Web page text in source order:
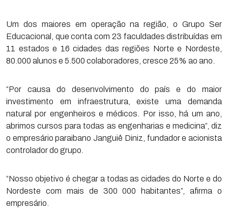
Um dos maiores em operação na região, o Grupo Ser
Educacional, que conta com 23 faculdades distribuídas em
11 estados e 16 cidades das regiões Norte e Nordeste,
80.000 alunos e 5.500 colaboradores, cresce 25% ao ano.
“Por causa do desenvolvimento do país e do maior
investimento em infraestrutura, existe uma demanda
natural por engenheiros e médicos. Por isso, há um ano,
abrimos cursos para todas as engenharias e medicina”, diz
o empresário paraibano Janguiê Diniz, fundador e acionista
controlador do grupo.
“Nosso objetivo é chegar a todas as cidades do Norte e do
Nordeste com mais de 300 000 habitantes”, afirma o
empresário.